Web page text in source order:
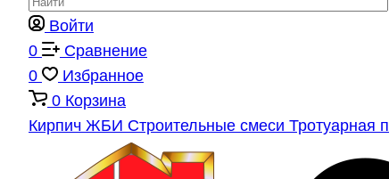
Войти
0
Сравнение
0
Избранное
0 Корзина
Кирпич ЖБИ Строительные смеси Тротуарная